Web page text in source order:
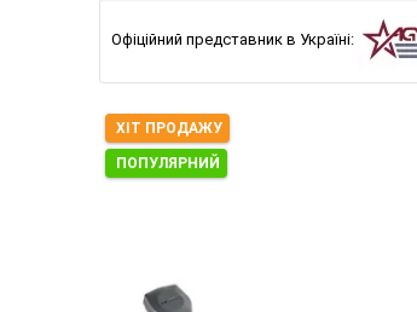
Офіційний представник в Україні:
ХІТ ПРОДАЖУ
ПОПУЛЯРНИЙ